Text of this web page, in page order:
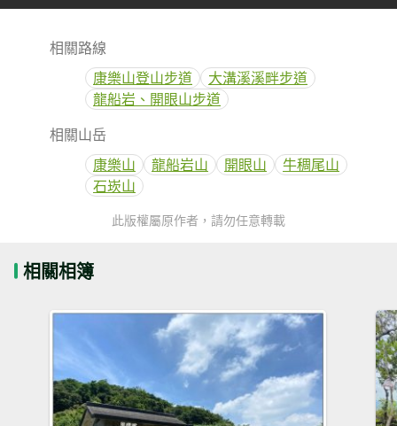
相關路線
康樂山登山步道
大溝溪溪畔步道
龍船岩、開眼山步道
相關山岳
康樂山
龍船岩山 開眼山
牛稠尾山
石崁山
此版權屬原作者，請勿任意轉載
相關相簿